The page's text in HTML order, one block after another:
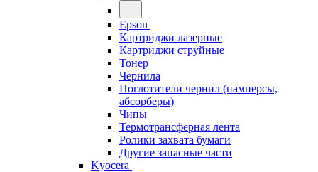
Epson
Картриджи лазерные
Картриджи струйные
Тонер
Чернила
Поглотители чернил (памперсы,
абсорберы)
Чипы
Термотрансферная лента
Ролики захвата бумаги
Другие запасные части
Kyocera